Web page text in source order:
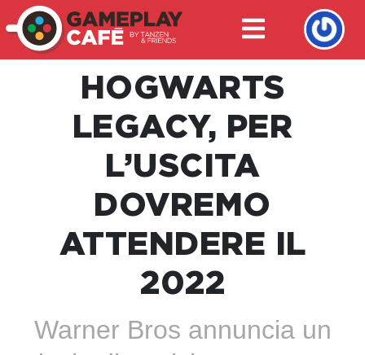
HOGWARTS
LEGACY, PER
L’USCITA
DOVREMO
ATTENDERE IL
2022
Warner Bros annuncia un